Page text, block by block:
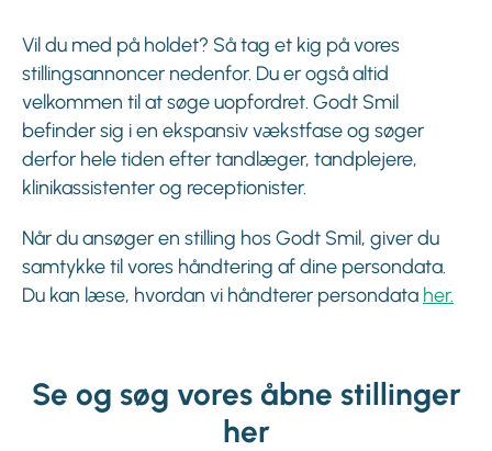
Vil du med på holdet? Så tag et kig på vores
stillingsannoncer nedenfor. Du er også altid
velkommen til at søge uopfordret. Godt Smil
befinder sig i en ekspansiv vækstfase og søger
derfor hele tiden efter tandlæger, tandplejere,
klinikassistenter og receptionister.
Når du ansøger en stilling hos Godt Smil, giver du
samtykke til vores håndtering af dine persondata.
Du kan læse, hvordan vi håndterer persondata her.
Se og søg vores åbne stillinger
her